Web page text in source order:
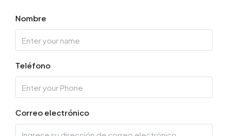
Nombre
Teléfono
Correo electrónico